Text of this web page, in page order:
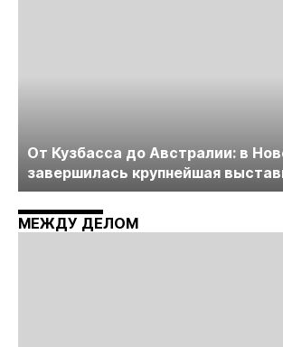
От Кузбасса до Австралии: в
завершилась крупнейшая
технологий «Недра России.
Майнинг»
МЕЖДУ ДЕЛОМ